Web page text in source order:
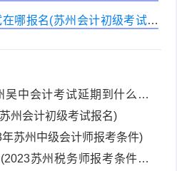
哪报名(苏州会计初级考试报
吴中会计考试延期到什么时
州会计初级考试报名)
苏州中级会计师报考条件)
苏州税务师报考条件是